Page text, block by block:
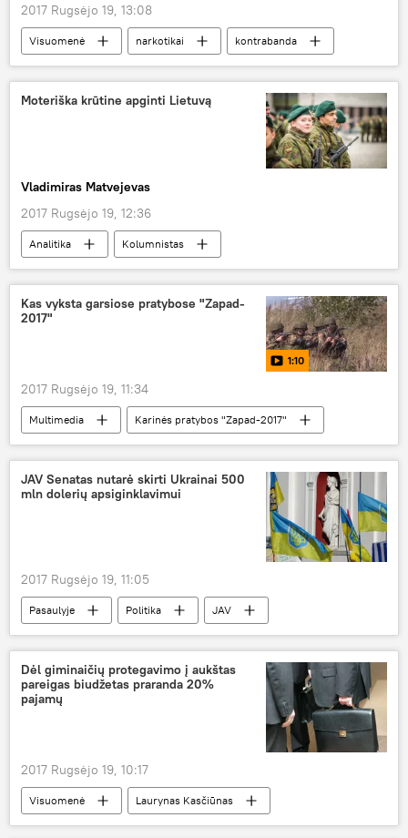
2017 Rugsėjo 19, 13:08
Visuomenė narkotikai
kontrabanda
hašišas
nusikalstamumas
Moteriška krūtine apginti Lietuvą
Vladimiras Matvejevas
2017 Rugsėjo 19, 12:36
Analitika
Kolumnistas
Krašto apsaugos ministerija (KAM)
merginos
šaukimas į nuolatinę privalomąją pradinę karo tarnybą
Kas vyksta garsiose pratybose "Zapad-
2017"
1:10
2017 Rugsėjo 19, 11:34
Multimedia
Karinės pratybos "Zapad-2017"
Rusija
Baltarusija Zapad-2017
JAV Senatas nutarė skirti Ukrainai 500
mln dolerių apsiginklavimui
2017 Rugsėjo 19, 11:05
Pasaulyje Politika
JAV
Ukraina
parama
finansavimas
apsiginklavimas
mirtinas ginklas
Dėl giminaičių protegavimo į aukštas
pareigas biudžetas praranda 20%
pajamų
2017 Rugsėjo 19, 10:17
Visuomenė
Laurynas Kasčiūnas
Virginijus Sinkevičius